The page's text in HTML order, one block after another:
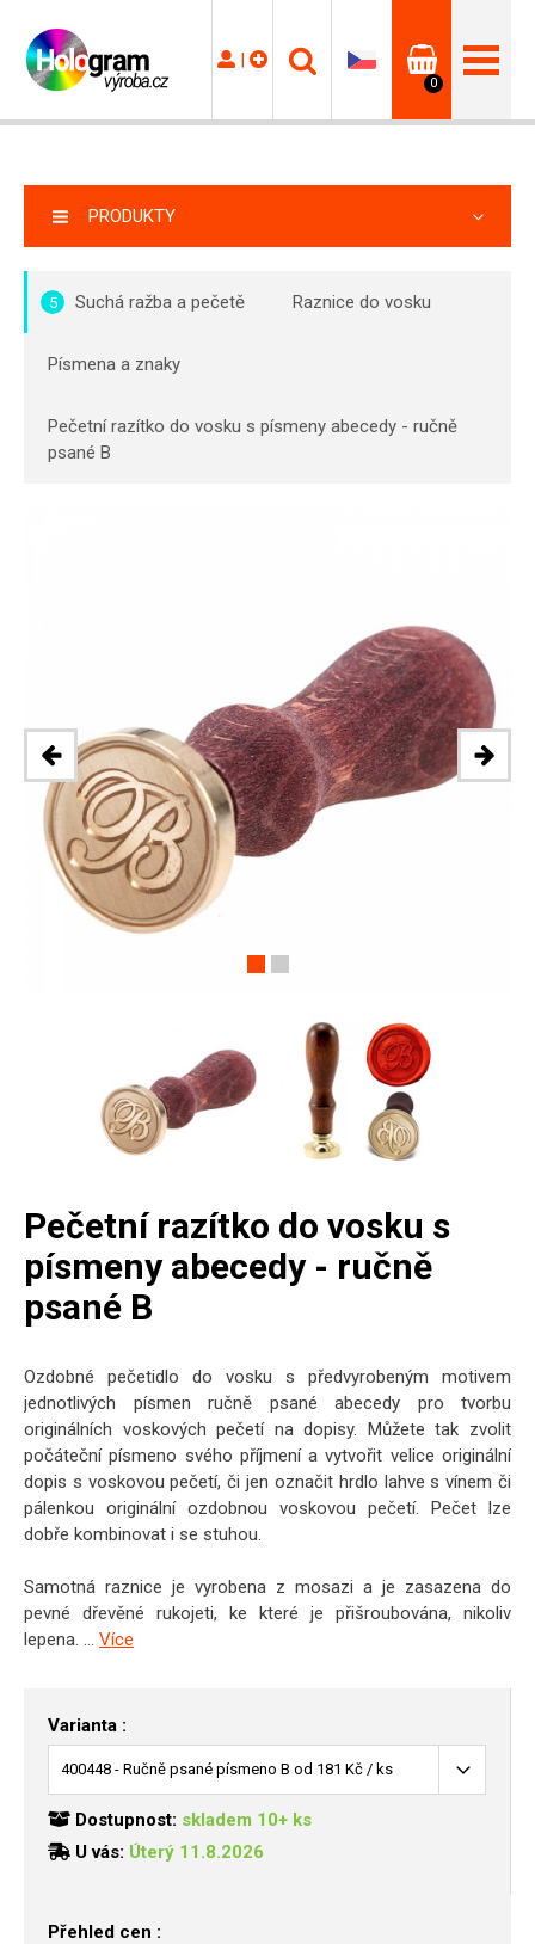
|
0
PRODUKTY
5 Suchá ražba a pečetě Raznice do vosku
Písmena a znaky
Pečetní razítko do vosku s písmeny abecedy - ručně
psané B
Pečetní razítko do vosku s
písmeny abecedy - ručně
psané B
Ozdobné pečetidlo do vosku s předvyrobeným motivem
jednotlivých písmen ručně psané abecedy pro tvorbu
originálních voskových pečetí na dopisy. Můžete tak zvolit
počáteční písmeno svého příjmení a vytvořit velice originální
dopis s voskovou pečetí, či jen označit hrdlo lahve s vínem či
pálenkou originální ozdobnou voskovou pečetí. Pečet lze
dobře kombinovat i se stuhou.
Samotná raznice je vyrobena z mosazi a je zasazena do
pevné dřevěné rukojeti, ke které je přišroubována, nikoliv
lepena. ... Více
Varianta :
Dostupnost: skladem 10+ ks
U vás: Úterý 11.8.2026
Přehled cen :